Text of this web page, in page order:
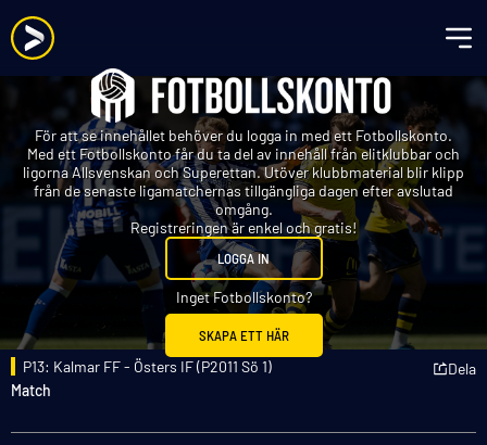
För att se innehållet behöver du logga in med ett Fotbollskonto.
Med ett Fotbollskonto får du ta del av innehåll från elitklubbar och
ligorna Allsvenskan och Superettan. Utöver klubbmaterial blir klipp
från de senaste ligamatchernas tillgängliga dagen efter avslutad
omgång.
Registreringen är enkel och gratis!
LOGGA IN
Inget Fotbollskonto?
SKAPA ETT HÄR
P13: Kalmar FF - Östers IF (P2011 Sö 1)
Match
Dela